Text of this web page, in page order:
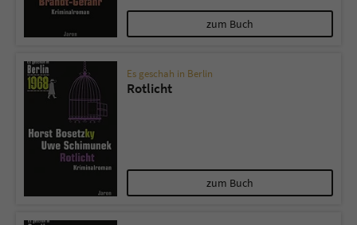
zum Buch
Es geschah in Berlin
Rotlicht
zum Buch